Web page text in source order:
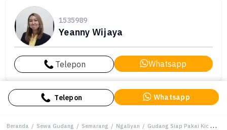
1535989
Yeanny Wijaya
Telepon Whatsapp
Telepon Whatsapp
Beranda / Sewa Gudang / Semarang / Ngaliyan / Gudang Siap Pakai Kic Gatsu Semarang